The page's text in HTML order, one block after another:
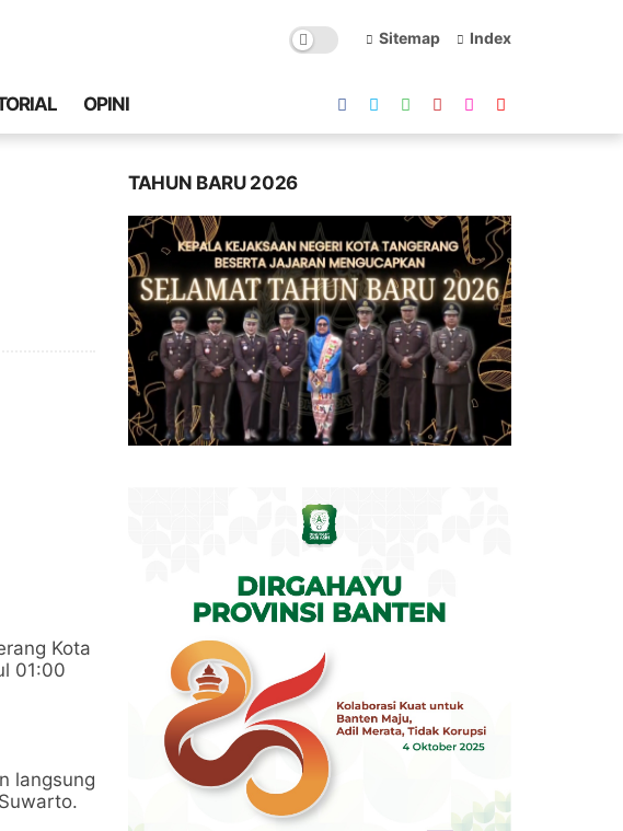
Sitemap Index
OPINI
Kota
01:00
langsung
TAHUN BARU 2026